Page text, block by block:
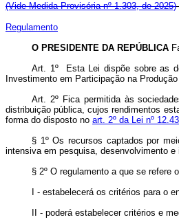
(Vide Medida Provisória nº 1.303, de 2025)
Regulamento
O PRESIDENTE DA REPÚBLICA
Art. 1º
Esta Lei dispõe sobre as
Investimento em Participação na
Art. 2º Fica permitida às
distribuição pública, cujos rendimentos
forma do disposto no art. 2º da Lei nº
§ 1º Os recursos captados por
intensiva em pesquisa, desenvolvimento
§ 2º O regulamento a que se refere
I - estabelecerá os critérios para o
II - poderá estabelecer critérios e